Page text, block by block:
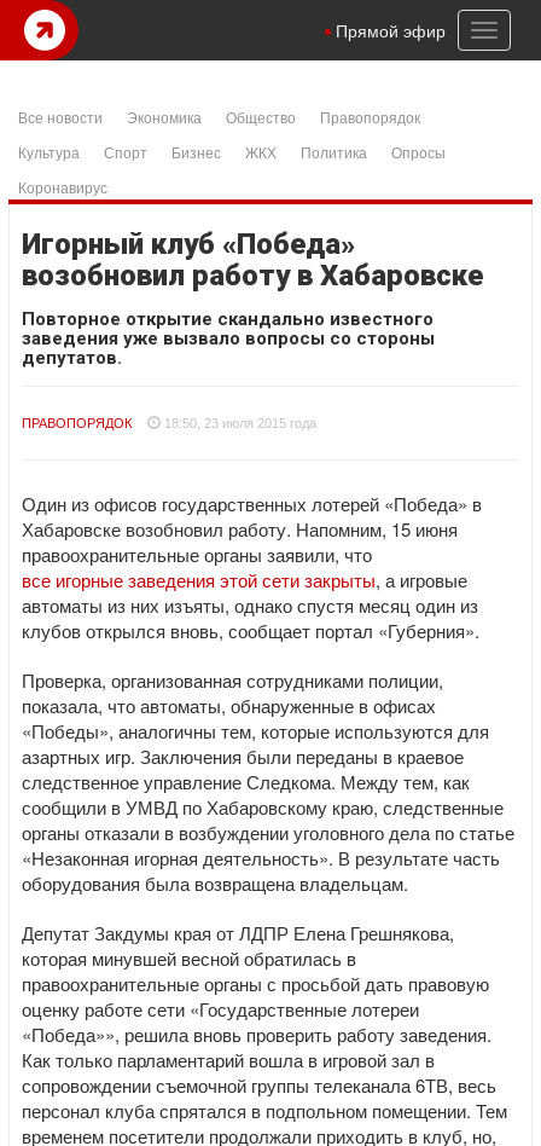
Toggle
Прямой эфир
Все новости Экономика Общество
Правопорядок
Культура
Спорт Бизнес ЖКХ Политика
Опросы
Коронавирус
Игорный клуб «Победа»
возобновил работу в Хабаровске
Повторное открытие скандально известного
заведения уже вызвало вопросы со стороны
депутатов.
ПРАВОПОРЯДОК 18:50, 23 июля 2015 года
Один из офисов государственных лотерей «Победа» в
Хабаровске возобновил работу. Напомним, 15 июня
правоохранительные органы заявили, что
все игорные заведения этой сети закрыты, а игровые
автоматы из них изъяты, однако спустя месяц один из
клубов открылся вновь, сообщает портал «Губерния».
Проверка, организованная сотрудниками полиции,
показала, что автоматы, обнаруженные в офисах
«Победы», аналогичны тем, которые используются для
азартных игр. Заключения были переданы в краевое
следственное управление Следкома. Между тем, как
сообщили в УМВД по Хабаровскому краю, следственные
органы отказали в возбуждении уголовного дела по статье
«Незаконная игорная деятельность». В результате часть
оборудования была возвращена владельцам.
Депутат Закдумы края от ЛДПР Елена Грешнякова,
которая минувшей весной обратилась в
правоохранительные органы с просьбой дать правовую
оценку работе сети «Государственные лотереи
«Победа»», решила вновь проверить работу заведения.
Как только парламентарий вошла в игровой зал в
сопровождении съемочной группы телеканала 6ТВ, весь
персонал клуба спрятался в подпольном помещении. Тем
временем посетители продолжали приходить в клуб, но,